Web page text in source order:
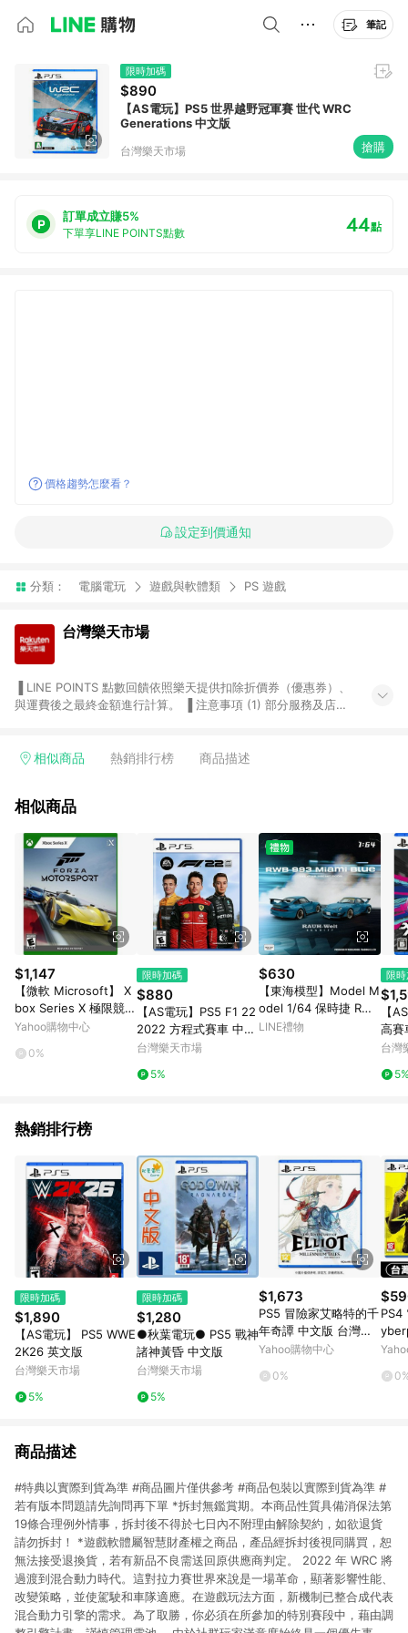
筆記
限時加碼
$890
【AS電玩】PS5 世界越野冠軍賽 世代 WRC
Generations 中文版
台灣樂天市場 搶購
訂單成立賺5%
下單享LINE POINTS點數 44點
價格趨勢怎麼看？
設定到價通知
分類： 電腦電玩 遊戲與軟體類 PS 遊戲
台灣樂天市場
與運費後之最終金額進行計算。 ▐ 注意事項 (1) 部分服務及店家
Smart mobile、神腦生活、JS巨盛、樂天KOBO電子書，請詳閱
台灣樂天市場，並在同一瀏覽器於24小時內結帳，才享有 LINE
市場 45 天內完成訂單出貨及結帳，則不符合贈點資格。 (4) 如
使用APP、或中途瀏覽比價網、回饋網、Google等其他網頁、或
由網頁版(電腦版/手機版網頁)切換為App都將會造成追蹤中斷而
無法進行 LINE POINTS 回饋。 (5) LINE 購物為購物資訊整合性
平台，商品資料更新會有時間差，如顯示之商品規格、顏色、價
位、贈品與台灣樂天市場銷售網頁不符，以銷售網頁標示為準。
(6) 導購訂單已逾 365 天，根據台灣樂天回饋規定，逾期訂單將
不符合回饋資格。 (7) 若上述或其他原因，致使消費者無接收到
點數回饋或點數回饋有爭議，台灣樂天市場保有更改條款與法律
追訴之權利，活動詳情以樂天市場網站公告為準。
相似商品 熱銷排行榜 商品描述
相似商品
$1,147
【微軟 Microsoft】 X
box Series X 極限競速
Forza Motorsport 中
台灣公司貨
Yahoo購物中心
0%
限時加碼
$880
【AS電玩】PS5 F1 22
2022 方程式賽車 中文
版
台灣樂天市場
5%
$630
【東海模型】Model M
odel 1/64 保時捷 RWB
993 邁阿密藍 MM64-
LINE禮物
限
【
高賽
版)
台灣
熱銷排行榜
限時加碼
$1,890
【AS電玩】 PS5 WWE
2K26 英文版
台灣樂天市場
5%
限時加碼
$1,280
●秋葉電玩● PS5 戰神
諸神黃昏 中文版
台灣樂天市場
5%
$1,673
PS5 冒險家艾略特的千
年奇譚 中文版 台灣公
司貨
Yahoo購物中心
0%
PS4
文
商品描述
#特典以實際到貨為準 #商品圖片僅供參考 #商品包裝以實際到貨為準 #
若有版本問題請先詢問再下單 *拆封無鑑賞期。本商品性質具備消保法第
19條合理例外情事，拆封後不得於七日內不附理由解除契約，如欲退貨
請勿拆封！ *遊戲軟體屬智慧財產權之商品，產品經拆封後視同購買，恕
無法接受退換貨，若有新品不良需送回原供應商判定。 2022 年 WRC 將
過渡到混合動力時代。這對拉力賽世界來說是一場革命，顯著影響性能、
改變策略，並使駕駛和車隊適應。在遊戲玩法方面，新機制已整合成代表
混合動力引擎的需求。為了取勝，你必須在所參加的特別賽段中，藉由調